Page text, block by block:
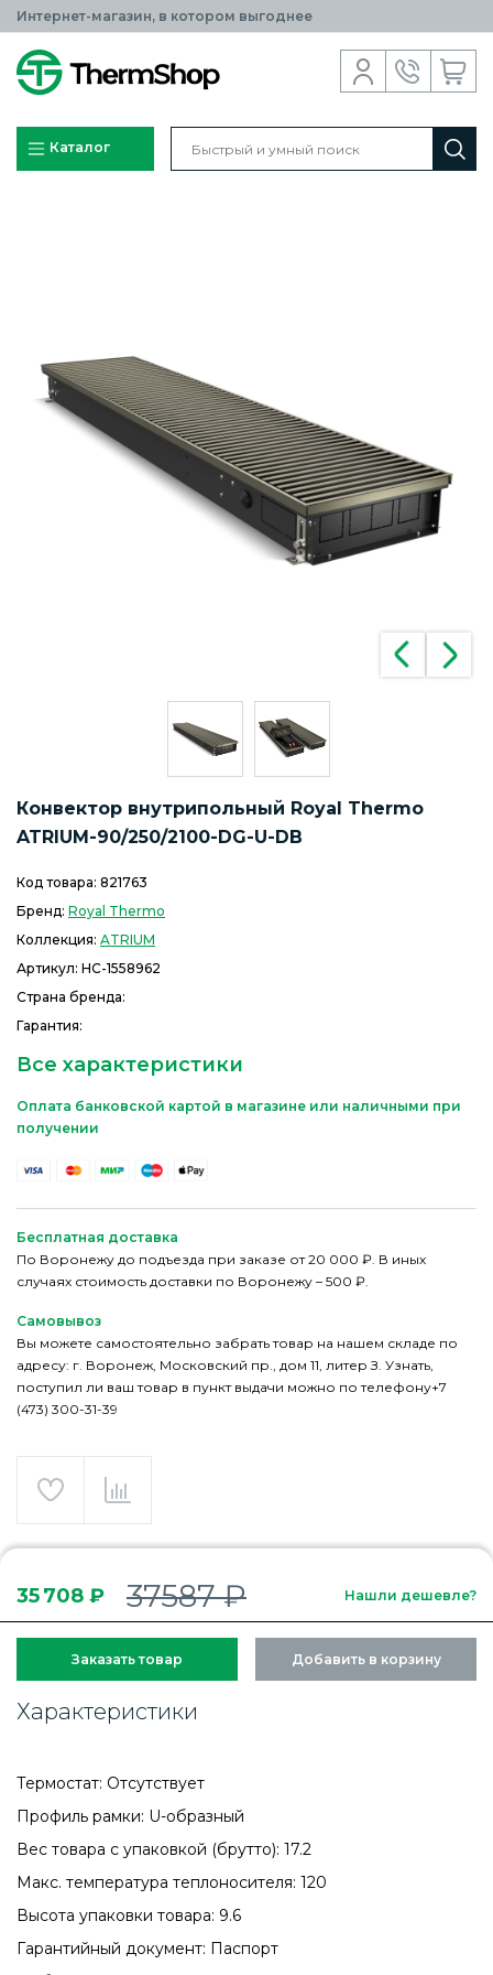
Интернет-магазин, в котором выгоднее
Каталог
Конвектор внутрипольный Royal Thermo
ATRIUM-90/250/2100-DG-U-DB
Код товара: 821763
Бренд: Royal Thermo
Коллекция: ATRIUM
Артикул: НС-1558962
Страна бренда:
Гарантия:
Все характеристики
Оплата банковской картой в магазине или наличными при
получении
Бесплатная доставка
По Воронежу до подъезда при заказе от 20 000 ₽. В иных
случаях стоимость доставки по Воронежу – 500 ₽.
Самовывоз
Вы можете самостоятельно забрать товар на нашем складе по
адресу: г. Воронеж, Московский пр., дом 11, литер З. Узнать,
поступил ли ваш товар в пункт выдачи можно по телефону+7
(473) 300-31-39
35 708 ₽ 37587 ₽ Нашли дешевле?
Заказать товар Добавить в корзину
Характеристики
Термостат: Отсутствует
Профиль рамки: U-образный
Вес товара с упаковкой (брутто): 17.2
Макс. температура теплоносителя: 120
Высота упаковки товара: 9.6
Гарантийный документ: Паспорт